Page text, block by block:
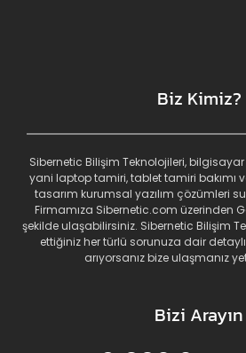
Biz Kimiz?
Sibernetic Bilişim Teknolojileri,
yani laptop tamiri, tablet tamiri bakımı
tasarım kurumsal yazılım çözümleri
Firmamıza Sibernetic.com üzerinden
şekilde ulaşabilirsiniz. Sibernetic Bilişim
ettiğiniz her türlü sorunuza dair
arıyorsanız bize ulaşmanız
Bizi Arayın